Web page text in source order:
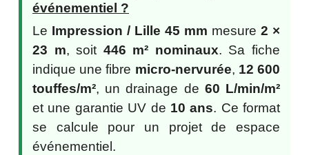
événementiel ?
Le Impression / Lille 45 mm mesure 2 ×
23 m, soit 446 m² nominaux. Sa fiche
indique une fibre micro-nervurée, 12 600
touffes/m², un drainage de 60 L/min/m²
et une garantie UV de 10 ans. Ce format
se calcule pour un projet de espace
événementiel.